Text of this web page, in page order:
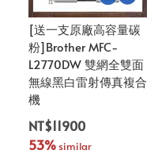
[送一支原廠高容量碳
粉]Brother MFC-
L2770DW 雙網全雙面
無線黑白雷射傳真複合
機
NT$11900
53% similar